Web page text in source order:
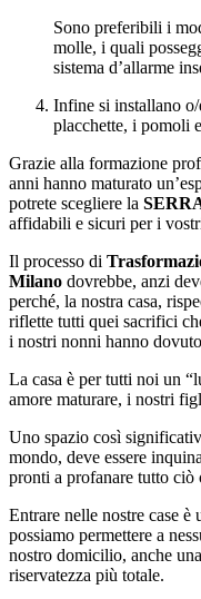
Sono preferibili i
molle, i quali
sistema d’allarme
Infine si installano
placchette, i pomoli
Grazie alla formazione
anni hanno maturato
potrete scegliere la
affidabili e sicuri per i
Il processo di
Milano dovrebbe, anzi
perché, la nostra casa,
riflette tutti quei sacrifici
i nostri nonni hanno
La casa è per tutti noi un
amore maturare, i nostri
Uno spazio così
mondo, deve essere
pronti a profanare tutto ciò
Entrare nelle nostre case
possiamo permettere a
nostro domicilio, anche
riservatezza più totale.